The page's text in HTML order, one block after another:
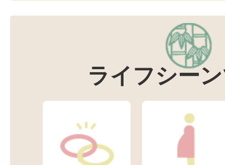
ライフシー